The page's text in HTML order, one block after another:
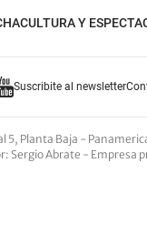
CULTURA Y
Suscribite al newsletter
5, Planta Baja -
: Sergio Abrate - Empresa